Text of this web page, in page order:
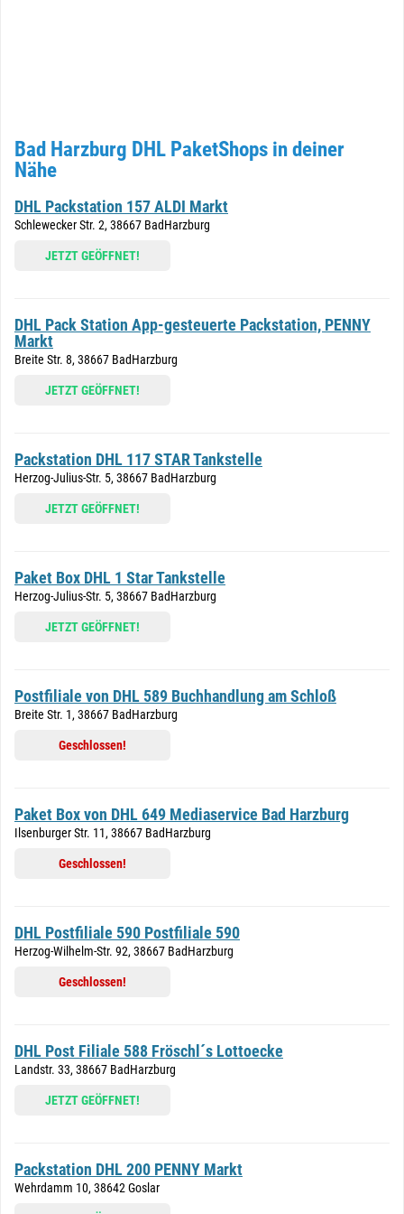
Bad Harzburg DHL PaketShops in deiner
Nähe
DHL Packstation 157 ALDI Markt
Schlewecker Str. 2, 38667 BadHarzburg
JETZT GEÖFFNET!
DHL Pack Station App-gesteuerte Packstation, PENNY
Markt
Breite Str. 8, 38667 BadHarzburg
JETZT GEÖFFNET!
Packstation DHL 117 STAR Tankstelle
Herzog-Julius-Str. 5, 38667 BadHarzburg
JETZT GEÖFFNET!
Paket Box DHL 1 Star Tankstelle
Herzog-Julius-Str. 5, 38667 BadHarzburg
JETZT GEÖFFNET!
Postfiliale von DHL 589 Buchhandlung am Schloß
Breite Str. 1, 38667 BadHarzburg
Geschlossen!
Paket Box von DHL 649 Mediaservice Bad Harzburg
Ilsenburger Str. 11, 38667 BadHarzburg
Geschlossen!
DHL Postfiliale 590 Postfiliale 590
Herzog-Wilhelm-Str. 92, 38667 BadHarzburg
Geschlossen!
DHL Post Filiale 588 Fröschl´s Lottoecke
Landstr. 33, 38667 BadHarzburg
JETZT GEÖFFNET!
Packstation DHL 200 PENNY Markt
Wehrdamm 10, 38642 Goslar